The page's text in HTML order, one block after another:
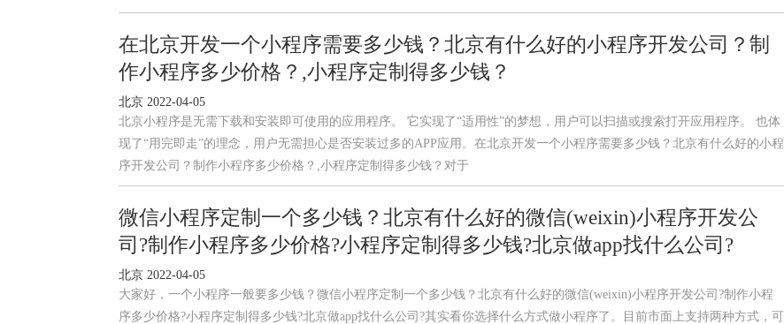
在北京开发一个小程序需要多少钱？北京有什么好的小程序开发公司？制
作小程序多少价格？,小程序定制得多少钱？
北京 2022-04-05
北京小程序是无需下载和安装即可使用的应用程序。 它实现了“适用性”的梦想，用户可以扫描或搜索打开应用程序。 也体
现了“用完即走”的理念，用户无需担心是否安装过多的APP应用。在北京开发一个小程序需要多少钱？北京有什么好的小程
序开发公司？制作小程序多少价格？,小程序定制得多少钱？对于
微信小程序定制一个多少钱？北京有什么好的微信(weixin)小程序开发公
司?制作小程序多少价格?小程序定制得多少钱?北京做app找什么公司?
北京 2022-04-05
大家好，一个小程序一般要多少钱？微信小程序定制一个多少钱？北京有什么好的微信(weixin)小程序开发公司?制作小程
序多少价格?小程序定制得多少钱?北京做app找什么公司?其实看你选择什么方式做小程序了。目前市面上支持两种方式，可